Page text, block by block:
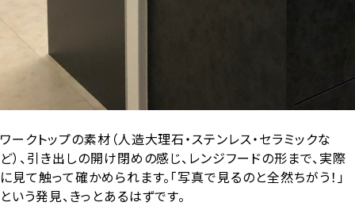
ワークトップの素材（人造大理石・ステンレス・セラミックな
ど）、引き出しの開け閉めの感じ、レンジフードの形まで、実際
に見て触って確かめられます。「写真で見るのと全然ちがう！」
という発見、きっとあるはずです。